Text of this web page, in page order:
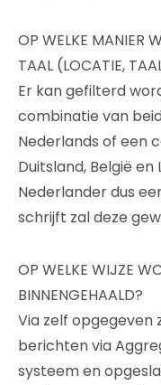
OP WELKE MANIER
TAAL (LOCATIE,
Er kan gefilterd
combinatie van
Nederlands of een
Duitsland, België
Nederlander dus
schrijft zal deze
OP WELKE WIJZE
BINNENGEHAALD?
Via zelf
berichten via
systeem en